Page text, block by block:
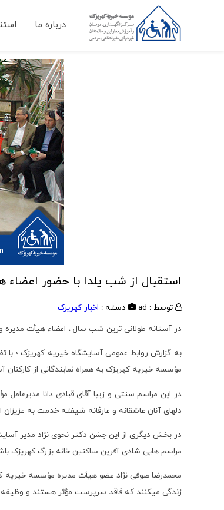
درباره ما
استقبال از شب یلدا با حضور
توسط : ad دسته : اخبار کهریزک
در آستانه طولانی ترین شب سال ، اعضاء هیأت مدیره
به گزارش روابط عمومی آسایشگاه خیریه کهریزک ؛
مؤسسه خیریه کهریزک به همراه نمایندگانی از کارکنان
در این مراسم سنتی و زیبا آقای قبادی دانا
دلهای آنان عاشقانه و عارفانه شیفته خدمت به
در بخش دیگری از این جشن دکتر نحوی نژاد مدیر
مراسم هایی شادی آفرین ساکنین خانه بزرگ کهریزک
محمدرضا صوفی نژاد عضو هیأت مدیره مؤسسه خیریه
زندگی می­کنند که فاقد سرپرست مؤثر هستند و وظیفه